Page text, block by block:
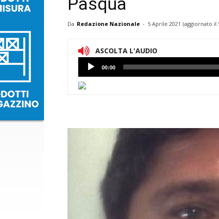
Pasqua
Da Redazione Nazionale - 5 Aprile 2021 (aggiornato il
ASCOLTA L'AUDIO
Lettore
Audio
00:00